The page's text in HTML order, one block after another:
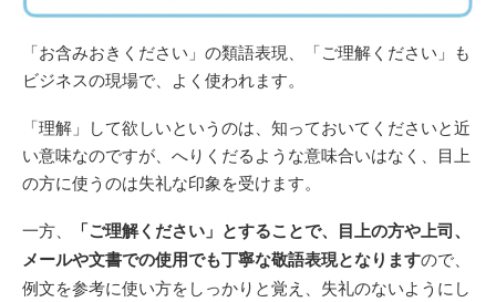
「お含みおきください」の類語表現、「ご理解ください」も
ビジネスの現場で、よく使われます。
「理解」して欲しいというのは、知っておいてくださいと近
い意味なのですが、へりくだるような意味合いはなく、目上
の方に使うのは失礼な印象を受けます。
一方、
「ご理解ください」とすることで、目上の方や上司、
メールや文書での使用でも丁寧な敬語表現となりますので、
例文を参考に使い方をしっかりと覚え、失礼のないようにし